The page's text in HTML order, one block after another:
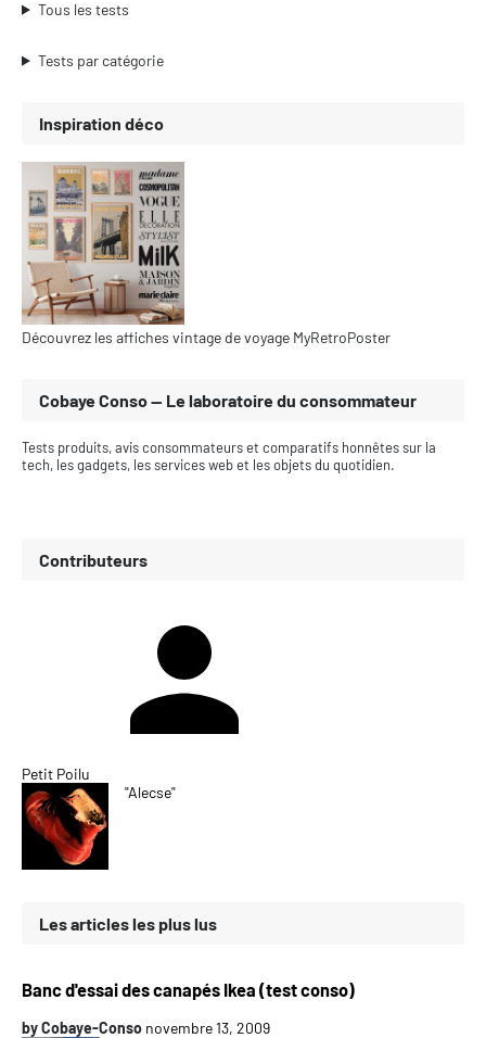
Tous les tests
Tests par catégorie
Inspiration déco
Découvrez les affiches vintage de voyage MyRetroPoster
Cobaye Conso — Le laboratoire du consommateur
Tests produits, avis consommateurs et comparatifs honnêtes sur la
tech, les gadgets, les services web et les objets du quotidien.
Contributeurs
Petit Poilu
"Alecse"
Les articles les plus lus
Banc d'essai des canapés Ikea (test conso)
byCobaye-Conso novembre 13, 2009